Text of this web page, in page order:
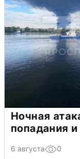
Ночная
попадания
6 августа 0